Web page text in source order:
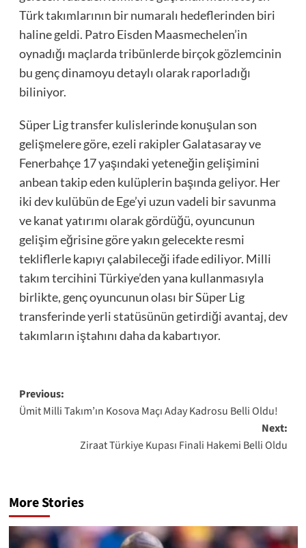
Türk takımlarının bir numaralı hedeflerinden biri
haline geldi. Patro Eisden Maasmechelen’in
oynadığı maçlarda tribünlerde birçok gözlemcinin
bu genç dinamoyu detaylı olarak raporladığı
biliniyor.
Süper Lig transfer kulislerinde konuşulan son
gelişmelere göre, ezeli rakipler Galatasaray ve
Fenerbahçe 17 yaşındaki yeteneğin gelişimini
anbean takip eden kulüplerin başında geliyor. Her
iki dev kulübün de Ege’yi uzun vadeli bir savunma
ve kanat yatırımı olarak gördüğü, oyuncunun
gelişim eğrisine göre yakın gelecekte resmi
tekliflerle kapıyı çalabileceği ifade ediliyor. Milli
takım tercihini Türkiye’den yana kullanmasıyla
birlikte, genç oyuncunun olası bir Süper Lig
transferinde yerli statüsünün getirdiği avantaj, dev
takımların iştahını daha da kabartıyor.
Post
navigation
Previous:
Ümit Milli Takım’ın Kosova Maçı Aday Kadrosu Belli Oldu!
Next:
Ziraat Türkiye Kupası Finali Hakemi Belli Oldu
More Stories